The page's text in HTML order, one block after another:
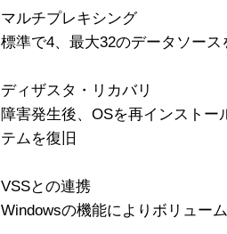
マルチプレキシング
標準で4、最大32のデータソー
ディザスタ・リカバリ
障害発生後、OSを再インスト
テムを復旧
VSSとの連携
Windowsの機能によりボリュー